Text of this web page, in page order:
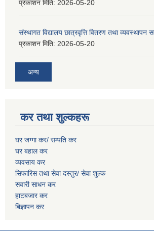
प्रकाशन मिति: 2026-05-20
संस्थागत विद्यालय छात्रवृत्ति वितरण तथा व्यवस्थापन
प्रकाशन मिति: 2026-05-20
अन्य
कर तथा शुल्कहरू
घर जग्गा कर/ सम्पति कर
घर बहाल कर
व्यवसाय कर
सिफारिस तथा सेवा दस्तुर/ सेवा शुल्क
सवारी साधन कर
हाटबजार कर
बिज्ञापन कर